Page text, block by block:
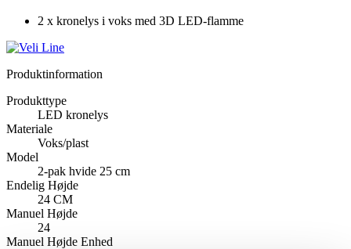
2 x kronelys i voks med 3D LED-flamme
Produktinformation
Produkttype
LED kronelys
Materiale
Voks/plast
Model
2-pak hvide 25 cm
Endelig Højde
24 CM
Manuel Højde
24
Manuel Højde Enhed